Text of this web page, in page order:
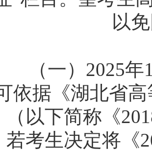
以
（一）2025年1
依据《湖北省
（以下简称《
若考生决定将《